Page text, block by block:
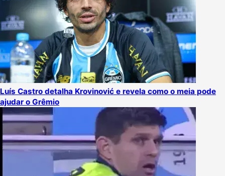
Luís Castro detalha Krovinović e revela como o meia pode
ajudar o Grêmio